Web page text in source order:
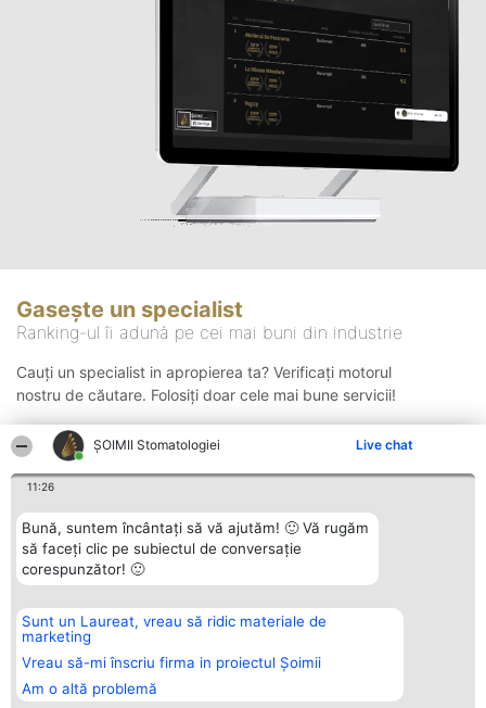
ȘOIMII Stomatologiei Live chat
11:26
Bună, suntem încântați să vă ajutăm! 🙂 Vă rugăm
să faceți clic pe subiectul de conversație
corespunzător! 🙂
Sunt un Laureat, vreau să ridic materiale de
marketing
Vreau să-mi înscriu firma in proiectul Șoimii
Am o altă problemă
Gasește un specialist
Ranking-ul îi adună pe cei mai buni din industrie
Cauți un specialist in apropierea ta? Verificați motorul
nostru de căutare. Folosiți doar cele mai bune servicii!
Organizator Ranking
BRIGHT SOLUTIONS BR SRL
Aleea Timisul De Sus 2 Bl. A30
Sc. A Et. 4 Ap. 13 Cod 061952
București
CUI 36737675
Plebiscyt
Lista Tuturor
Laureaților
Statut
Contact